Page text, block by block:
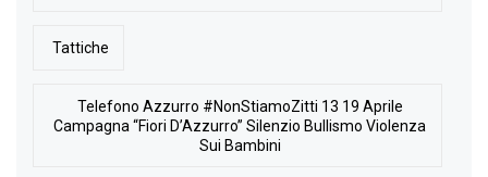
Tattiche
Telefono Azzurro #NonStiamoZitti 13 19 Aprile
Campagna “Fiori D’Azzurro” Silenzio Bullismo Violenza
Sui Bambini